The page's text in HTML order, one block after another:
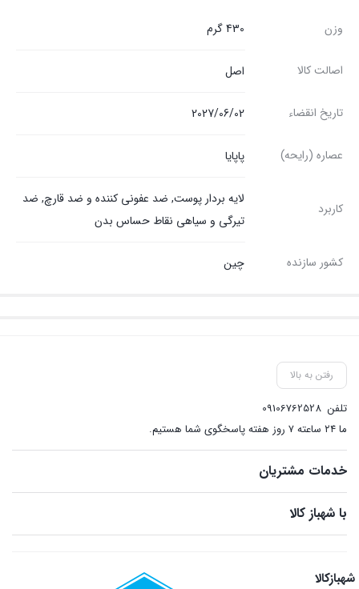
وزن 430 گرم
اصالت کالا اصل
تاریخ انقضاء 2027/06/02
عصاره (رایحه) پاپایا
کاربرد
لایه بردار پوست, ضد عفونی کننده و ضد قارچ, ضد
تیرگی و سیاهی نقاط حساس بدن
کشور سازنده چین
رفتن به بالا
تلفن 09106762528
ما ۲۴ ساعته ۷ روز هفته پاسخگوی شما هستیم.
خدمات مشتریان
با شهباز کالا
شهبازکالا